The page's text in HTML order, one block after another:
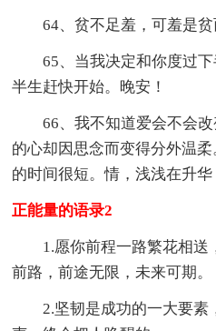
64、贫不足羞，可羞是贫
65、当我决定和你度过下
半生赶快开始。晚安！
66、我不知道爱会不会改
的心却因思念而变得分外温
的时间很短。情，浅浅在升
正能量的语录2
1.愿你前程一路繁花相送
前路，前途无限，未来可期。
2.坚韧是成功的一大要素